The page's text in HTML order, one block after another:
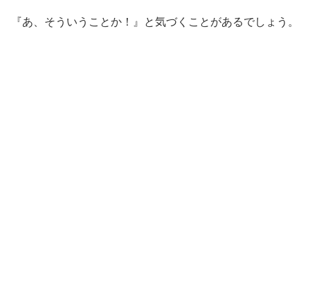
『あ、そういうことか！』と気づくことがあるでしょう。